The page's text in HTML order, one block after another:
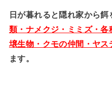
日が暮れると隠れ家から餌
類・ナメクジ・ミミズ・
壌生物・クモの仲間・ヤス
ます。